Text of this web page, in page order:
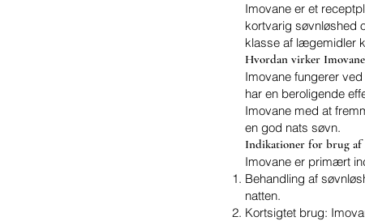
Imovane er et
kortvarig søvnløshed
klasse af lægemidler
Hvordan virker
Imovane fungerer
har en beroligende
Imovane med at
en god nats søvn.
Indikationer for brug af
Imovane er primært
Behandling af
natten.
Kortsigtet brug: